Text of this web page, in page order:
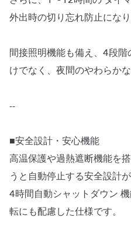
外出時の切り忘れ防止になり
間接照明機能も備え、4段
けでなく、夜間のやわらか
--
■安全設計・安心機能
高温保護や過熱遮断機能を
うと自動停止する安全設計
4時間自動シャットダウン
転にも配慮した仕様です。